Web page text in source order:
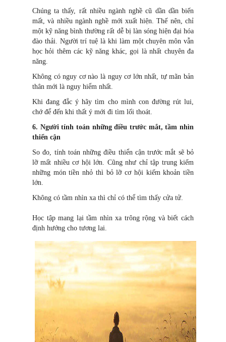
Chúng ta thấy, rất nhiều ngành nghề cũ dần dần biến
mất, và nhiều ngành nghề mới xuất hiện. Thế nên, chỉ
một kỹ năng bình thường rất dễ bị làn sóng hiện đại hóa
đào thải. Người trí tuệ là khi làm một chuyên môn vẫn
học hỏi thêm các kỹ năng khác, gọi là nhất chuyên đa
năng.
Không có nguy cơ nào là nguy cơ lớn nhất, tự mãn bản
thân mới là nguy hiểm nhất.
Khi đang đắc ý hãy tìm cho mình con đường rút lui,
chớ để đến khi thất ý mới đi tìm lối thoát.
6. Người tính toán những điều trước mắt, tầm nhìn
thiển cận
So đo, tính toán những điều thiển cận trước mắt sẽ bỏ
lỡ mất nhiều cơ hội lớn. Cũng như chỉ tập trung kiếm
những món tiền nhỏ thì bỏ lỡ cơ hội kiếm khoản tiền
lớn.
Không có tầm nhìn xa thì chỉ có thể tìm thấy cửa tử.
Học tập mang lại tầm nhìn xa trông rộng và biết cách
định hướng cho tương lai.